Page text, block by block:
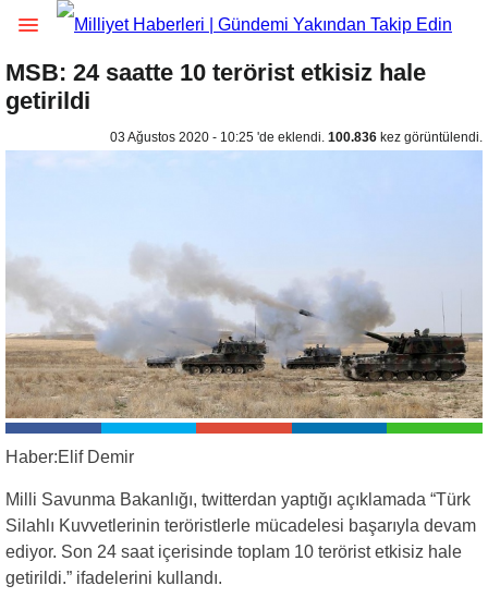
MSB: 24 saatte 10 terörist etkisiz hale
getirildi
03 Ağustos 2020 - 10:25 'de eklendi. 100.836 kez görüntülendi.
Haber:Elif Demir
Milli Savunma Bakanlığı, twitterdan yaptığı açıklamada “Türk
Silahlı Kuvvetlerinin teröristlerle mücadelesi başarıyla devam
ediyor. Son 24 saat içerisinde toplam 10 terörist etkisiz hale
getirildi.” ifadelerini kullandı.